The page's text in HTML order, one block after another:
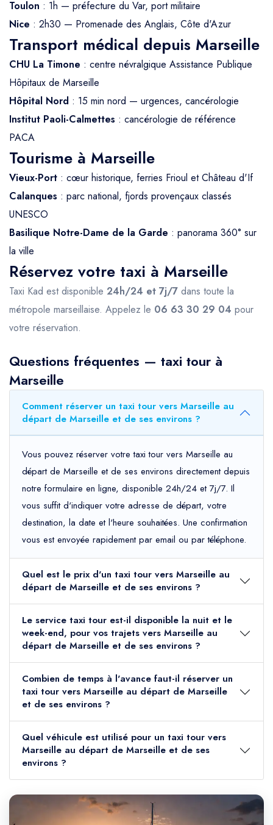
Toulon : 1h — préfecture du Var, port militaire
Nice : 2h30 — Promenade des Anglais, Côte d'Azur
Transport médical depuis Marseille
CHU La Timone : centre névralgique Assistance Publique
Hôpitaux de Marseille
Hôpital Nord : 15 min nord — urgences, cancérologie
Institut Paoli-Calmettes : cancérologie de référence
PACA
Tourisme à Marseille
Vieux-Port : cœur historique, ferries Frioul et Château d'If
Calanques : parc national, fjords provençaux classés
UNESCO
Basilique Notre-Dame de la Garde : panorama 360° sur
la ville
Réservez votre taxi à Marseille
Taxi Kad est disponible 24h/24 et 7j/7 dans toute la
métropole marseillaise. Appelez le 06 63 30 29 04 pour
votre réservation.
Questions fréquentes — taxi tour à
Marseille
Comment réserver un taxi tour vers Marseille au
départ de Marseille et de ses environs ?
Vous pouvez réserver votre taxi tour vers Marseille au
départ de Marseille et de ses environs directement depuis
notre formulaire en ligne, disponible 24h/24 et 7j/7. Il
vous suffit d'indiquer votre adresse de départ, votre
destination, la date et l'heure souhaitées. Une confirmation
vous est envoyée rapidement par email ou par téléphone.
Quel est le prix d'un taxi tour vers Marseille au
départ de Marseille et de ses environs ?
Le service taxi tour est-il disponible la nuit et le
week-end, pour vos trajets vers Marseille au
départ de Marseille et de ses environs ?
Combien de temps à l'avance faut-il réserver un
taxi tour vers Marseille au départ de Marseille
et de ses environs ?
Quel véhicule est utilisé pour un taxi tour vers
Marseille au départ de Marseille et de ses
environs ?